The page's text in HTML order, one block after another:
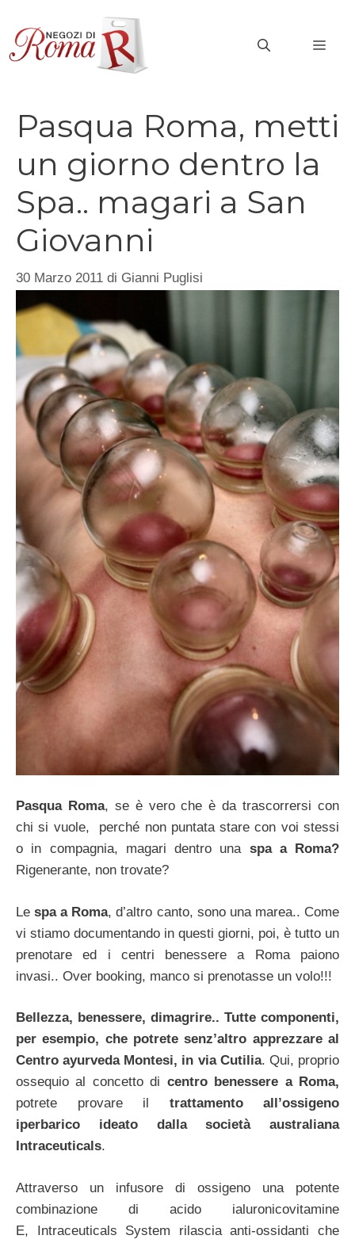
contenuto
Pasqua Roma, metti
un giorno dentro la
Spa.. magari a San
Giovanni
30 Marzo 2011 di Gianni Puglisi
Pasqua Roma, se è vero che è da trascorrersi con
chi si vuole, perché non puntata stare con voi stessi
o in compagnia, magari dentro una spa a Roma?
Rigenerante, non trovate?
Lespa a Roma, d’altro canto, sono una marea.. Come
vi stiamo documentando in questi giorni, poi, è tutto un
prenotare ed i centri benessere a Roma paiono
invasi.. Over booking, manco si prenotasse un volo!!!
Bellezza, benessere, dimagrire.. Tutte componenti,
per esempio, che potrete senz’altro apprezzare al
Centro ayurveda Montesi, in via Cutilia. Qui, proprio
ossequio al concetto di centro benessere a Roma,
potrete provare il trattamento all’ossigeno
iperbarico ideato dalla società australiana
Intraceuticals.
Attraverso un infusore di ossigeno una potente
combinazione di acido ialuronicovitamine
E, Intraceuticals System rilascia anti-ossidanti che